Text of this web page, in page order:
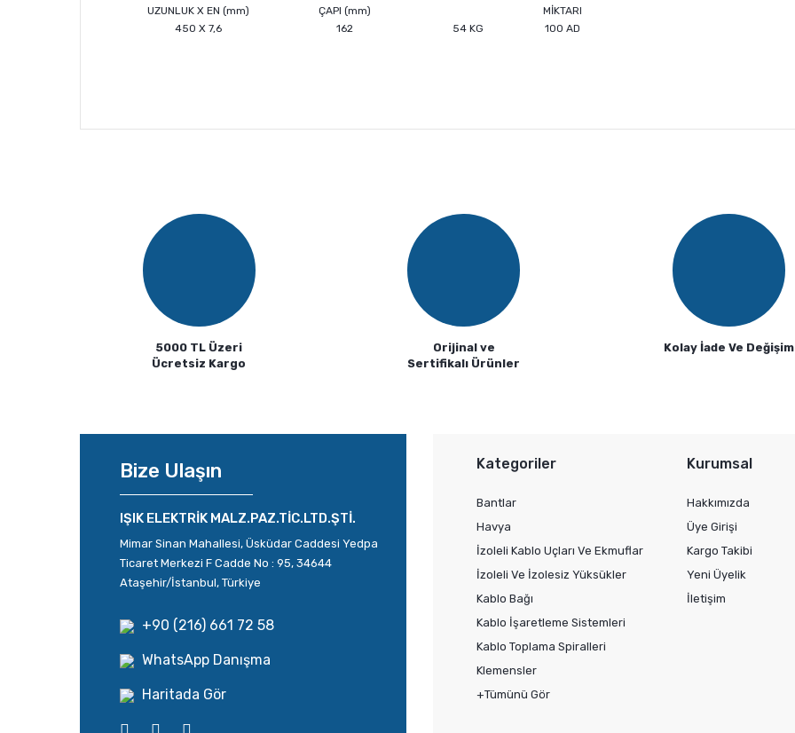
UZUNLUK X EN (mm)
ÇAPI (mm)
MİKTARI
450 X 7,6
162 54 KG 100 AD
Ürün bilgilerinde hatalar bulunuyor.
Ürün fiyatı diğer sitelerden daha pahalı.
Bu ürüne benzer farklı alternatifler olmalı.
5000 TL Üzeri
Ücretsiz Kargo
Orijinal ve
Sertifikalı Ürünler
Kolay İade Ve Değişim
Bize Ulaşın
IŞIK ELEKTRİK MALZ.PAZ.TİC.LTD.ŞTİ.
Mimar Sinan Mahallesi, Üsküdar Caddesi Yedpa
Ticaret Merkezi F Cadde No : 95, 34644
Ataşehir/İstanbul, Türkiye
+90 (216) 661 72 58
WhatsApp Danışma
Haritada Gör
Kategoriler
Bantlar
Havya
İzoleli Kablo Uçları Ve Ekmuflar
İzoleli Ve İzolesiz Yüksükler
Kablo Bağı
Kablo İşaretleme Sistemleri
Kablo Toplama Spiralleri
Klemensler
+Tümünü Gör
Kurumsal
Hakkımızda
Üye Girişi
Kargo Takibi
Yeni Üyelik
İletişim